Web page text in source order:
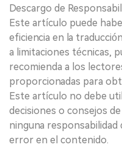
Descargo de
Este artículo puede
eficiencia en la
a limitaciones técnicas,
recomienda a los
proporcionadas para
Este artículo no debe
decisiones o consejos
ninguna
error en el contenido.